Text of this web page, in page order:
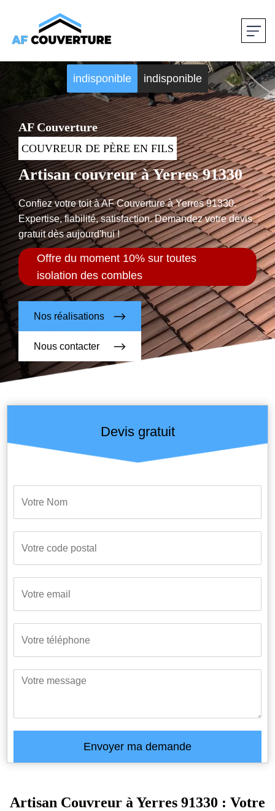
indisponible indisponible
AF Couverture
COUVREUR DE PÈRE EN FILS
Artisan couvreur à Yerres 91330
Confiez votre toit à AF Couverture à Yerres 91330.
Expertise, fiabilité, satisfaction. Demandez votre devis
gratuit dès aujourd'hui !
Offre du moment 10% sur toutes
isolation des combles
Nos réalisations
Nous contacter
Devis gratuit
Artisan Couvreur à Yerres 91330 : Votre